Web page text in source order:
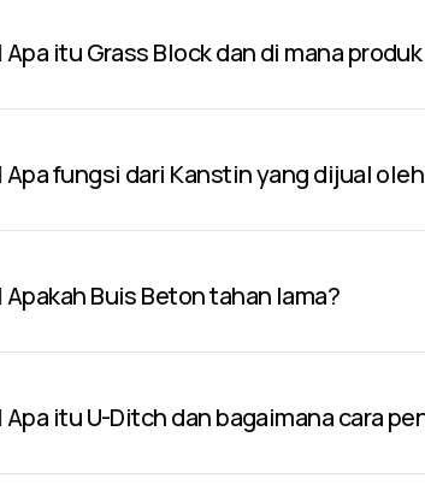
Apa itu Grass Block dan di mana
Apa fungsi dari Kanstin yang dijual
Apakah Buis Beton tahan lama?
Apa itu U-Ditch dan bagaimana cara